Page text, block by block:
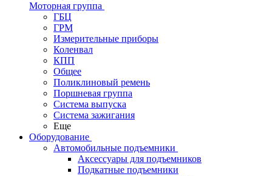
Моторная группа
ГБЦ
ГРМ
Измерительные приборы
Коленвал
КПП
Общее
Поликлиновый ремень
Поршневая группа
Система выпуска
Система зажигания
Еще
Оборудование
Автомобильные подъемники
Аксессуары для подъемников
Подкатные подъемники